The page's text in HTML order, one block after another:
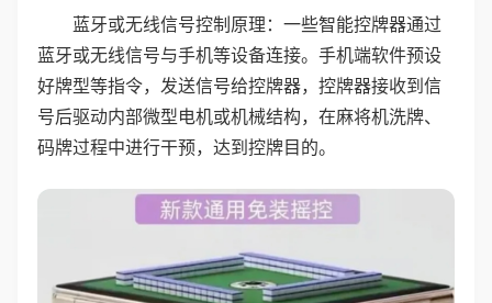
蓝牙或无线信号控制原理：一些智能控牌器通过
蓝牙或无线信号与手机等设备连接。手机端软件预设
好牌型等指令，发送信号给控牌器，控牌器接收到信
号后驱动内部微型电机或机械结构，在麻将机洗牌、
码牌过程中进行干预，达到控牌目的。